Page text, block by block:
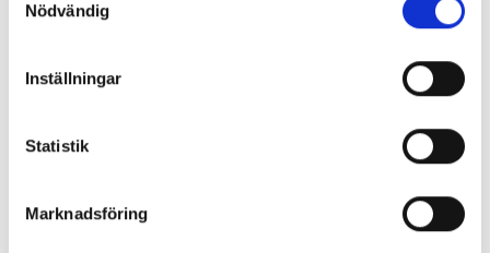
Nödvändig
Inställningar
Statistik
Marknadsföring